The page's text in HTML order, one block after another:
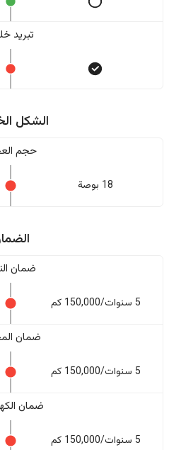
تبريد
الشكل
حجم
18 بوصة
ضمان
5 سنوات/150,000 كم
ضمان
5 سنوات/150,000 كم
ضمان
5 سنوات/150,000 كم